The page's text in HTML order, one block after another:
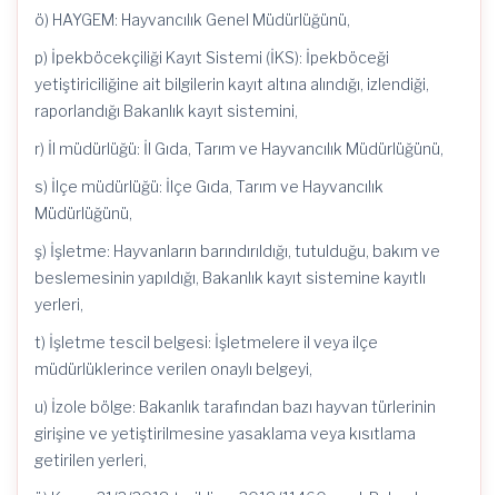
ö) HAYGEM: Hayvancılık Genel Müdürlüğünü,
p) İpekböcekçiliği Kayıt Sistemi (İKS): İpekböceği
yetiştiriciliğine ait bilgilerin kayıt altına alındığı, izlendiği,
raporlandığı Bakanlık kayıt sistemini,
r) İl müdürlüğü: İl Gıda, Tarım ve Hayvancılık Müdürlüğünü,
s) İlçe müdürlüğü: İlçe Gıda, Tarım ve Hayvancılık
Müdürlüğünü,
ş) İşletme: Hayvanların barındırıldığı, tutulduğu, bakım ve
beslemesinin yapıldığı, Bakanlık kayıt sistemine kayıtlı
yerleri,
t) İşletme tescil belgesi: İşletmelere il veya ilçe
müdürlüklerince verilen onaylı belgeyi,
u) İzole bölge: Bakanlık tarafından bazı hayvan türlerinin
girişine ve yetiştirilmesine yasaklama veya kısıtlama
getirilen yerleri,